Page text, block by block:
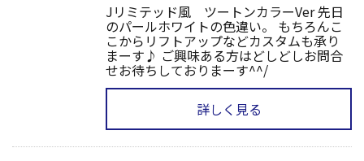
Jリミテッド風 ツートンカラーVer 先日
のパールホワイトの色違い。 もちろんこ
こからリフトアップなどカスタムも承り
まーす♪ ご興味ある方はどしどしお問合
せお待ちしておりまーす^^/
詳しく見る